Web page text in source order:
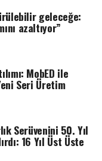
geleceğe:
azaltıyor”
MobED ile
Seri Üretim
Serüvenini 50. Yıl
16 Yıl Üst Üste